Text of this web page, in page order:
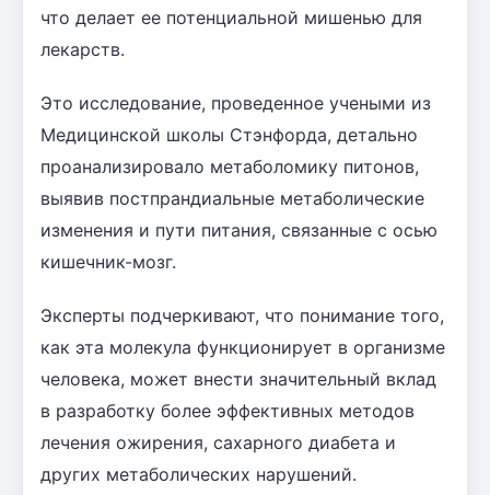
что делает ее потенциальной мишенью для
лекарств.
Это исследование, проведенное учеными из
Медицинской школы Стэнфорда, детально
проанализировало метаболомику питонов,
выявив постпрандиальные метаболические
изменения и пути питания, связанные с осью
кишечник-мозг.
Эксперты подчеркивают, что понимание того,
как эта молекула функционирует в организме
человека, может внести значительный вклад
в разработку более эффективных методов
лечения ожирения, сахарного диабета и
других метаболических нарушений.